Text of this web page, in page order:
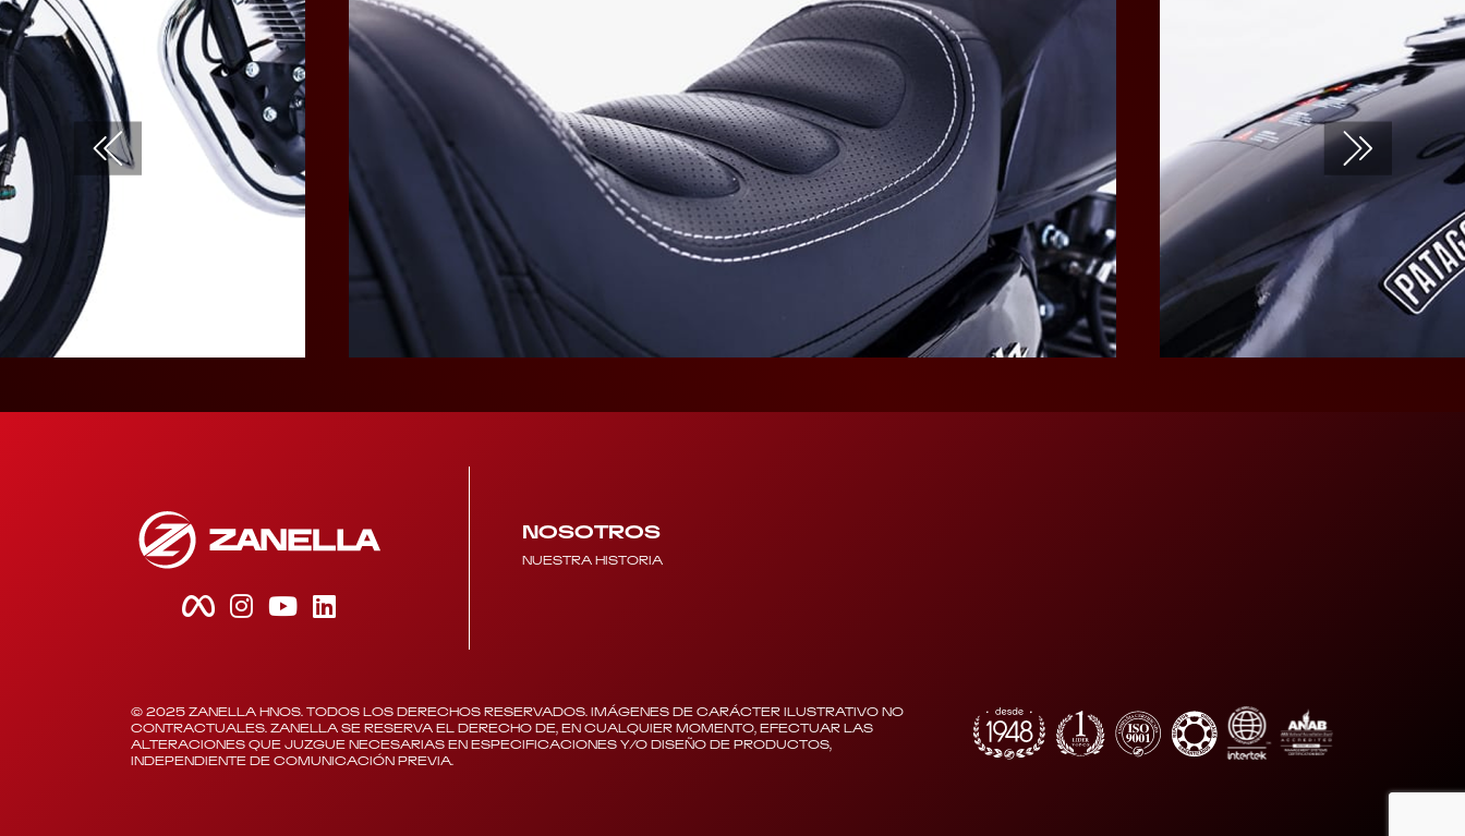
NOSOTROS
NUESTRA HISTORIA
© 2025 ZANELLA HNOS. TODOS LOS DERECHOS RESERVADOS. IMÁGENES DE CARÁCTER ILUSTRATIVO NO
CONTRACTUALES. ZANELLA SE RESERVA EL DERECHO DE, EN CUALQUIER MOMENTO, EFECTUAR LAS
ALTERACIONES QUE JUZGUE NECESARIAS EN ESPECIFICACIONES Y/O DISEÑO DE PRODUCTOS,
INDEPENDIENTE DE COMUNICACIÓN PREVIA.